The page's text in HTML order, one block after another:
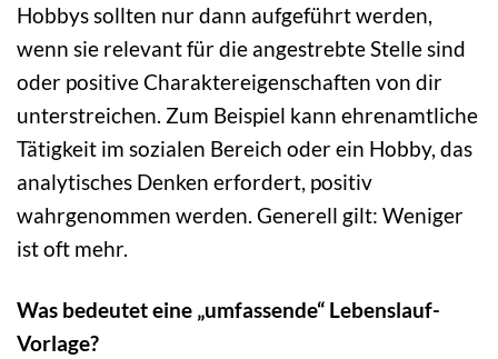
Hobbys sollten nur dann aufgeführt werden,
wenn sie relevant für die angestrebte Stelle sind
oder positive Charaktereigenschaften von dir
unterstreichen. Zum Beispiel kann ehrenamtliche
Tätigkeit im sozialen Bereich oder ein Hobby, das
analytisches Denken erfordert, positiv
wahrgenommen werden. Generell gilt: Weniger
ist oft mehr.
Was bedeutet eine „umfassende“ Lebenslauf-
Vorlage?